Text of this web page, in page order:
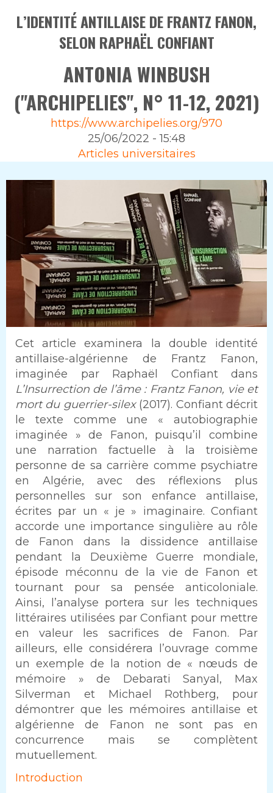
L’IDENTITÉ ANTILLAISE DE FRANTZ FANON,
SELON RAPHAËL CONFIANT
ANTONIA WINBUSH
("ARCHIPELIES", N° 11-12, 2021)
https://www.archipelies.org/970
25/06/2022 - 15:48
Articles universitaires
Intro
Cet article examinera la double identité
antillaise-algérienne de Frantz Fanon,
imaginée par Raphaël Confiant dans
L’Insurrection de l’âme : Frantz Fanon, vie et
mort du guerrier-silex(2017). Confiant décrit
le texte comme une « autobiographie
imaginée » de Fanon, puisqu’il combine
une narration factuelle à la troisième
personne de sa carrière comme psychiatre
en Algérie, avec des réflexions plus
personnelles sur son enfance antillaise,
écrites par un « je » imaginaire. Confiant
accorde une importance singulière au rôle
de Fanon dans la dissidence antillaise
pendant la Deuxième Guerre mondiale,
épisode méconnu de la vie de Fanon et
tournant pour sa pensée anticoloniale.
Ainsi, l’analyse portera sur les techniques
littéraires utilisées par Confiant pour mettre
en valeur les sacrifices de Fanon. Par
ailleurs, elle considérera l’ouvrage comme
un exemple de la notion de « nœuds de
mémoire » de Debarati Sanyal, Max
Silverman et Michael Rothberg, pour
démontrer que les mémoires antillaise et
algérienne de Fanon ne sont pas en
concurrence mais se complètent
mutuellement.
Texte
Introduction